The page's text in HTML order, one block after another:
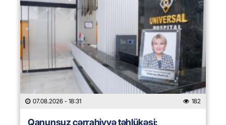
07.08.2026 - 18:31 182
Qanunsuz cərrahiyyə təhlükəsi: